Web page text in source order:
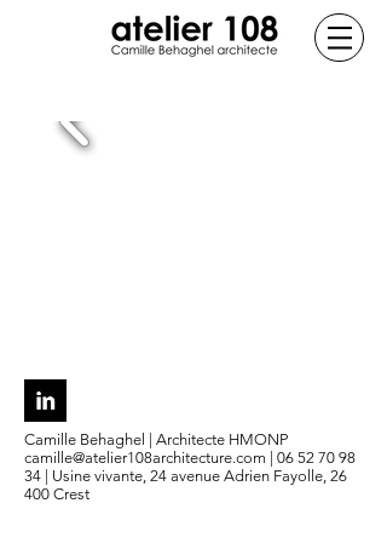
Camille Behaghel | Architecte HMONP
camille@atelier108architecture.com
06 52 70 98
34
Usine vivante, 24 avenue Adrien Fayolle, 26
400 Crest